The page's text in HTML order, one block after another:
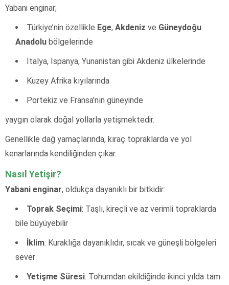
Yabani enginar;
Türkiye’nin özellikle Ege, Akdeniz ve Güneydoğu
Anadolu bölgelerinde
İtalya, İspanya, Yunanistan gibi Akdeniz ülkelerinde
Kuzey Afrika kıyılarında
Portekiz ve Fransa’nın güneyinde
yaygın olarak doğal yollarla yetişmektedir.
Genellikle dağ yamaçlarında, kıraç topraklarda ve yol
kenarlarında kendiliğinden çıkar.
Nasıl Yetişir?
Yabani enginar, oldukça dayanıklı bir bitkidir:
Toprak Seçimi: Taşlı, kireçli ve az verimli topraklarda
bile büyüyebilir
İklim: Kuraklığa dayanıklıdır, sıcak ve güneşli bölgeleri
sever
Yetişme Süresi: Tohumdan ekildiğinde ikinci yılda tam